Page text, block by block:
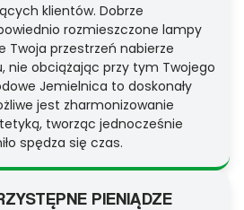
klientów. Dobrze
rozmieszczone lampy
Twoja przestrzeń nabierze
nie obciążając przy tym Twojego
Jemielnica to doskonały
jest zharmonizowanie
tworząc jednocześnie
spędza się czas.
PIENIĄDZE